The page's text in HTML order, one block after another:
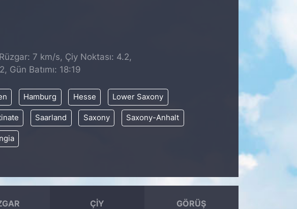
7 km/s, Çiy Noktası: 4.2,
Gün Batımı: 18:19
Hamburg Hesse Lower Saxony
Saarland Saxony Saxony-Anhalt
ÇIY GÖRÜŞ